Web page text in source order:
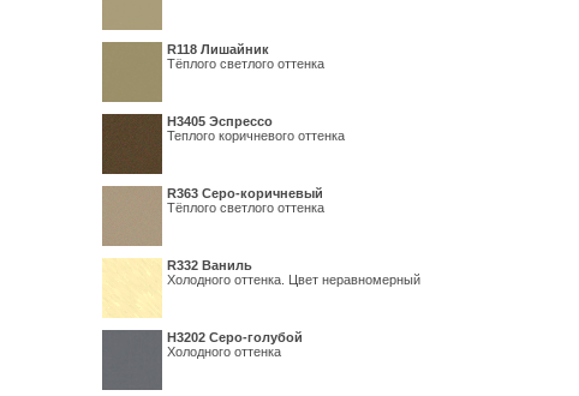
R118 Лишайник
Тёплого светлого оттенка
Н3405 Эспрессо
Теплого коричневого оттенка
R363 Серо-коричневый
Тёплого светлого оттенка
R332 Ваниль
Холодного оттенка. Цвет неравномерный
Н3202 Серо-голубой
Холодного оттенка